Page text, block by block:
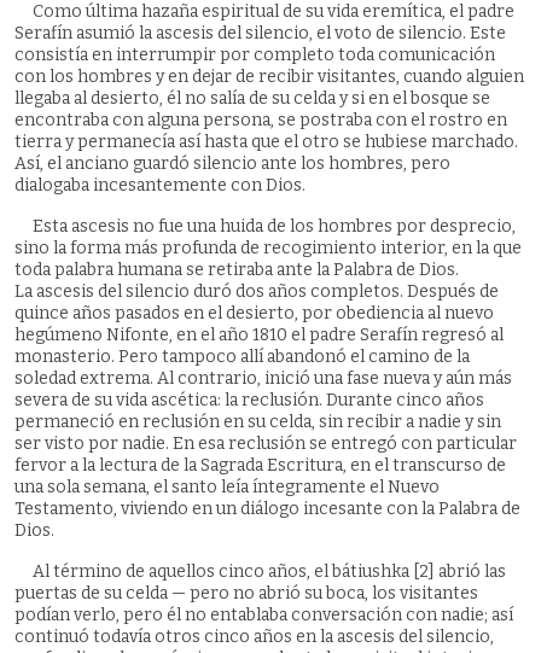
Como última hazaña espiritual de su vida eremítica, el padre
Serafín asumió la ascesis del silencio, el voto de silencio. Este
consistía en interrumpir por completo toda comunicación
con los hombres y en dejar de recibir visitantes, cuando alguien
llegaba al desierto, él no salía de su celda y si en el bosque se
encontraba con alguna persona, se postraba con el rostro en
tierra y permanecía así hasta que el otro se hubiese marchado.
Así, el anciano guardó silencio ante los hombres, pero
dialogaba incesantemente con Dios.
Esta ascesis no fue una huida de los hombres por desprecio,
sino la forma más profunda de recogimiento interior, en la que
toda palabra humana se retiraba ante la Palabra de Dios.
La ascesis del silencio duró dos años completos. Después de
quince años pasados en el desierto, por obediencia al nuevo
hegúmeno Nifonte, en el año 1810 el padre Serafín regresó al
monasterio. Pero tampoco allí abandonó el camino de la
soledad extrema. Al contrario, inició una fase nueva y aún más
severa de su vida ascética: la reclusión. Durante cinco años
permaneció en reclusión en su celda, sin recibir a nadie y sin
ser visto por nadie. En esa reclusión se entregó con particular
fervor a la lectura de la Sagrada Escritura, en el transcurso de
una sola semana, el santo leía íntegramente el Nuevo
Testamento, viviendo en un diálogo incesante con la Palabra de
Dios.
Al término de aquellos cinco años, el bátiushka [2] abrió las
puertas de su celda — pero no abrió su boca, los visitantes
podían verlo, pero él no entablaba conversación con nadie; así
continuó todavía otros cinco años en la ascesis del silencio,